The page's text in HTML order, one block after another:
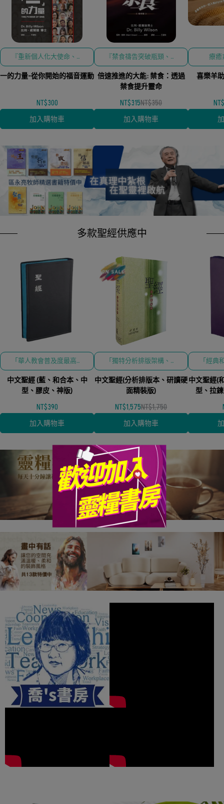
『重新個人化大使命、再
救一人的順服、全球宣教
動員、聖靈屬靈覺醒』為
略、實踐天國呼召』
一的力量-從你開始的福音運動
NT$300
加入購物車
『禁食禱告突破瓶頸、倍
速推進神聖應許、五旬節
靈恩復興大能、治死肉體
與奪回屬靈主權、啟動堂
倍速推進的大能: 禁食：透過
禁食提升靈命
NT$315NT$350
加入購物車
療癒
喜樂羊
多款聖經供應中
「華人教會普及度最高之
和合本譯文、結合耐用便
攜之膠皮設計」
中文聖經 (藍、和合本、中
型、膠皮、神版)
NT$390
加入購物車
「獨特分析排版架構、深
入研讀導引與硬面精裝耐
用設計」
中文聖經(分析排版本、研讀硬
面精裝版)
NT$1,575NT$1,750
加入購物車
「經典
文、結
防護
中文聖經(
型、拉